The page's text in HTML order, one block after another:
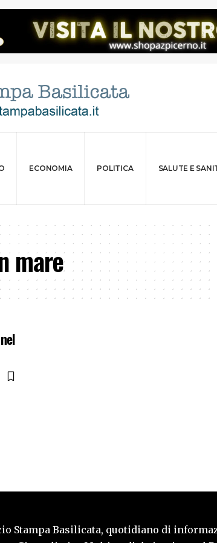
ECONOMIA POLITICA SALUTE E
mare
Stampa Basilicata, quotidiano di